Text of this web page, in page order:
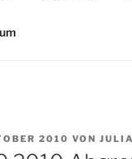
2010 VON